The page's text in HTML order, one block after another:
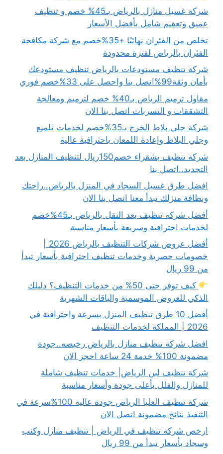
شركة غسيل منازل بالرياض بـ45% خصم و تنظيف
عميق وتعقيم شامل بأفضل الأسعار
تخلص من الفئران نهائيًا +35%خصم مع شركة مكافحة
الفئران بالرياض لفترة محدودة
شركة تنظيف مستودعات بالرياض تنظيف مستودعك
بأمان وثقة99%اتصل بنا واحصل على 33%خصم فوري
مقاول ترميم الرياض بـ40% خصم لترميم ومعالجة
التشققات و التسربات اتصل بنا الان
شركة جلي بلاط الخرج بـ35%خصم لخدمات تلميع
وجلي البلاط وإعادة اللمعان باحترافية عالية
شركة تنظيف بشقراء خصم150ريال لتنظيف المنازل بعد
التجديد..اتصل بنا
افضل طرق غسيل السجاد في المنزل بالرياض..راحتك
ونظافة منزلك تبدأ معنا اتصل بنا الان
أفضل شركة تنظيف بعد النقل بالرياض بـ45%خصم
لخدمات احترافية وسريعة بأسعار مناسبة
خصومات حصرية وخدمات تنظيف احترافية بأسعار تبدأ
من 99 ريال
كيف توفر حتى 50% من خدمات التنظيف؟ دليلك
الذكي للعروض الموسمية والباقات الشهرية
أفضل 10 طرق تنظيف المنزل بسرعة واحترافية في
2026 | المملكة لخدمات التنظيف
افضل شركة تنظيف منازل بالرياض رخيصه..جودة
مضمونة 100% خدمة 24 ساعة احجز الان
شركة تنظيف لبن الرياض| خدمات تنظيف شاملة
للمنازل والفلل بأعلى جودة وأسعار مناسبة
شركة تنظيف العليا الرياض جودة عالية 100%سرعة في
التنفيذ نتائج مضمونة اتصل الان
ارخص شركة تنظيف في الرياض | تنظيف منازل وكنب
وسجاد بأسعار تبدأ من 99 ريال